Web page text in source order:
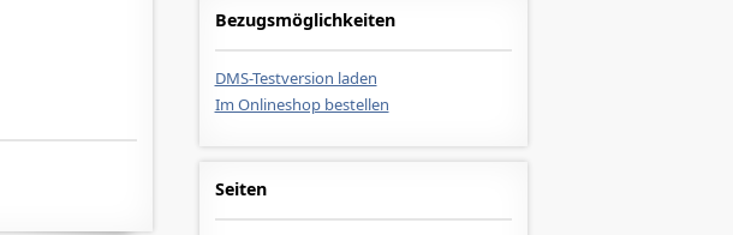
Bezugsmöglichkeiten
DMS-Testversion laden
Im Onlineshop bestellen
Seiten